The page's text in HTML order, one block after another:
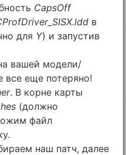
CapsOff
в
для Y) и запустив
вашей модели/
все еще потеряно!
. В корне карты
(должно
файл
наш патч, далее